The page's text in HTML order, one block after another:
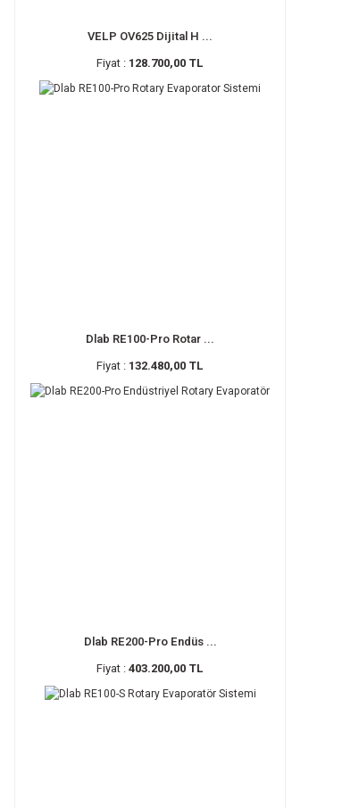
VELP OV625 Dijital H ...
Fiyat : 128.700,00 TL
Dlab RE100-Pro Rotar ...
Fiyat : 132.480,00 TL
Dlab RE200-Pro Endüs ...
Fiyat :403.200,00 TL